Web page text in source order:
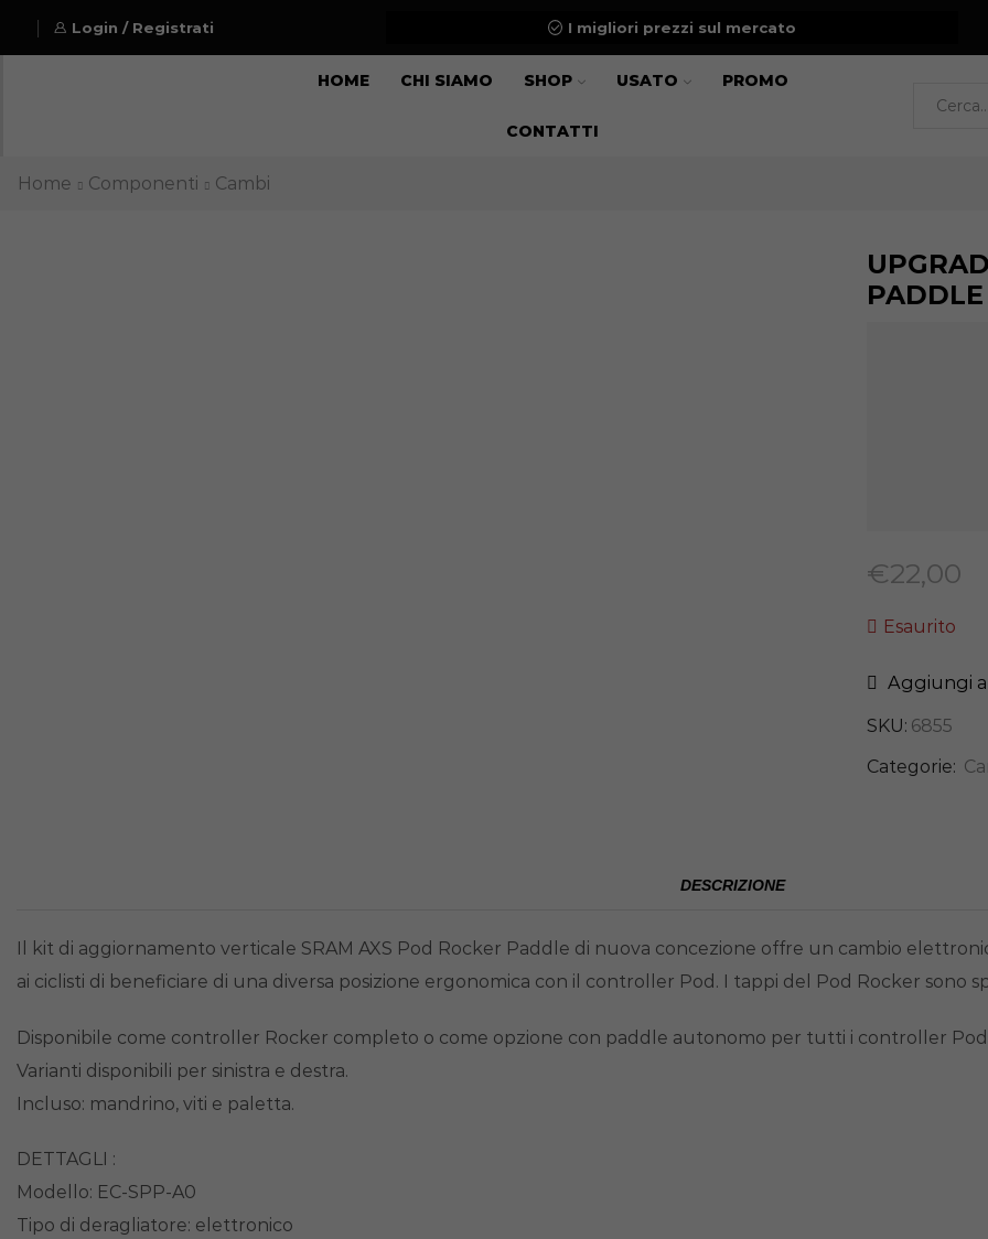
Login / Registrati I migliori prezzi sul mercato
HOME CHI SIAMO SHOP USATO PROMO
CONTATTI
Home Componenti Cambi
€22,00
Esaurito
Aggiungi
SKU: 6855
Categorie:
DESCRIZIONE
Il kit di aggiornamento verticale SRAM AXS Pod Rocker Paddle di nuova concezione offre un cambio
ai ciclisti di beneficiare di una diversa posizione ergonomica con il controller Pod. I tappi del Pod Rocker sono
Disponibile come controller Rocker completo o come opzione con paddle autonomo per tutti i controller Pod
Varianti disponibili per sinistra e destra.
Incluso: mandrino, viti e paletta.
DETTAGLI :
Modello: EC-SPP-A0
Tipo di deragliatore: elettronico